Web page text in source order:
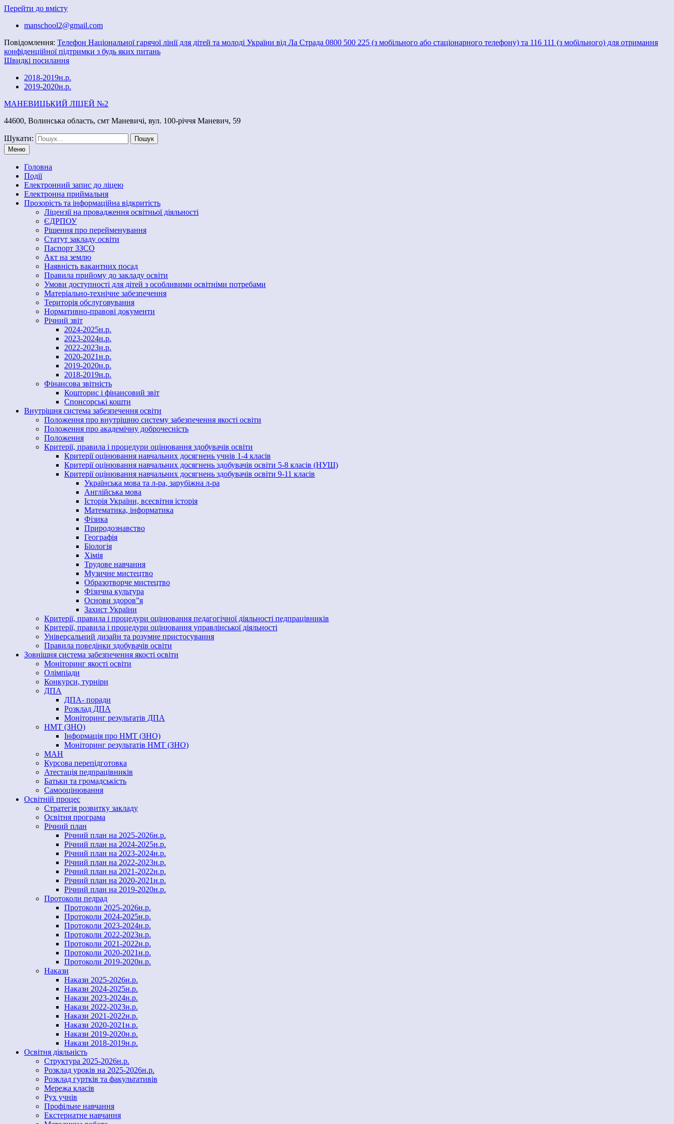
Перейти до вмісту
manschool2@gmail.com
Повідомлення: Телефон Національної гарячої лінії для дітей та молоді України від Ла Страда 0800 500 225 (з мобільного або стаціонарного телефону) та 116 111 (з мобільного) для отримання
конфіденційної підтримки з будь яких питань
Швидкі посилання
2018-2019н.р.
2019-2020н.р.
МАНЕВИЦЬКИЙ ЛІЦЕЙ №2
44600, Волинська область, смт Маневичі, вул. 100-річчя Маневич, 59
Шукати:
Меню
Головна
Події
Електронний запис до ліцею
Електронна приймальня
Прозорість та інформаційна відкритість
Ліцензії на провадження освітньої діяльності
ЄДРПОУ
Рішення про перейменування
Статут закладу освіти
Паспорт ЗЗСО
Акт на землю
Наявність вакантних посад
Правила прийому до закладу освіти
Умови доступності для дітей з особливими освітніми потребами
Матеріально-технічне забезпечення
Територія обслуговування
Нормативно-правові документи
Річний звіт
2024-2025н.р.
2023-2024н.р.
2022-2023н.р.
2020-2021н.р.
2019-2020н.р.
2018-2019н.р.
Фінансова звітність
Кошторис і фінансовий звіт
Спонсорські кошти
Внутрішня система забезпечення освіти
Положення про внутрішню систему забезпечення якості освіти
Положення про академічну доброчесність
Положення
Критерії, правила і процедури оцінювання здобувачів освіти
Критерії оцінювання навчальних досягнень учнів 1-4 класів
Критерії оцінювання навчальних досягнень здобувачів освіти 5-8 класів (НУШ)
Критерії оцінювання навчальних досягнень здобувачів освіти 9-11 класів
Українська мова та л-ра, зарубіжна л-ра
Англійська мова
Історія України, всесвітня історія
Математика, інформатика
Фізика
Природознавство
Географія
Біологія
Хімія
Трудове навчання
Музичне мистецтво
Образотворче мистецтво
Фізична культура
Основи здоров”я
Захист України
Критерії, правила і процедури оцінювання педагогічної діяльності педпрацівників
Критерії, правила і процедури оцінювання управлінської діяльності
Універсальний дизайн та розумне пристосування
Правила поведінки здобувачів освіти
Зовнішня система забезпечення якості освіти
Моніторинг якості освіти
Олімпіади
Конкурси, турніри
ДПА
ДПА- поради
Розклад ДПА
Моніторинг результатів ДПА
НМТ (ЗНО)
Інформація про НМТ (ЗНО)
Моніторинг результатів НМТ (ЗНО)
МАН
Курсова перепідготовка
Атестація педпрацівників
Батьки та громадськість
Самооцінювання
Освітній процес
Стратегія розвитку закладу
Освітня програма
Річний план
Річний план на 2025-2026н.р.
Річний план на 2024-2025н.р.
Річний план на 2023-2024н.р.
Річний план на 2022-2023н.р.
Річний план на 2021-2022н.р.
Річний план на 2020-2021н.р.
Річний план на 2019-2020н.р.
Протоколи педрад
Протоколи 2025-2026н.р.
Протоколи 2024-2025н.р.
Протоколи 2023-2024н.р.
Протоколи 2022-2023н.р.
Протоколи 2021-2022н.р.
Протоколи 2020-2021н.р.
Протоколи 2019-2020н.р.
Накази
Накази 2025-2026н.р.
Накази 2024-2025н.р.
Накази 2023-2024н.р.
Накази 2022-2023н.р.
Накази 2021-2022н.р.
Накази 2020-2021н.р.
Накази 2019-2020н.р.
Накази 2018-2019н.р.
Освітня діяльність
Структура 2025-2026н.р.
Розклад уроків на 2025-2026н.р.
Розклад гуртків та факультативів
Мережа класів
Рух учнів
Профільне навчання
Екстернатне навчання